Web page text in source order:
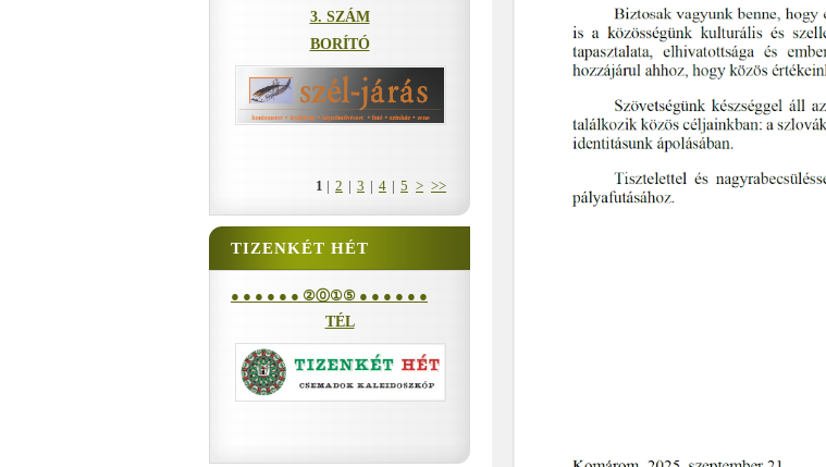
3. SZÁM
BORÍTÓ
1 2 3 4 5 > >>
TIZENKÉT HÉT
● ● ● ● ● ● ②⓪①⑤ ● ● ● ● ● ●
TÉL